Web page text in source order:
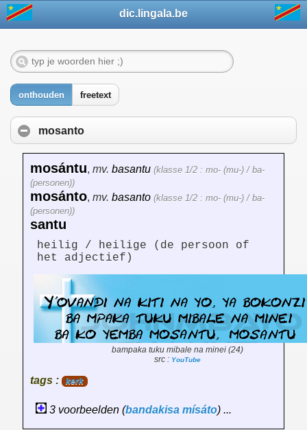
dic.lingala.be
onthouden freetext
mosanto
mosántu, mv. basantu (klasse 1/2 : mo- (mu-) / ba-
(personen))
mosánto, mv. basanto (klasse 1/2 : mo- (mu-) / ba-
(personen))
santu
heilig / heilige (de persoon of
het adjectief)
bampaka tuku mibale na minei (24)
src : YouTube
tags : kerk
3 voorbeelden (bandakisa mísáto) ...